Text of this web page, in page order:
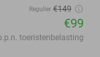
Regulier €149
€99
toeristenbelasting